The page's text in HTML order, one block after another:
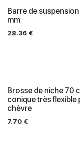
Barre de
mm
28.36 €
Brosse de niche 70
conique très flexible
chèvre
7.70 €